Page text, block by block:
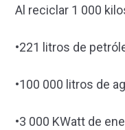
Al reciclar 1 000
•221 litros de
•100 000 litros de
•3 000 KWatt de